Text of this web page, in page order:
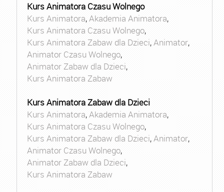
Kurs Animatora Czasu Wolnego
Kurs Animatora,Akademia Animatora,
Kurs Animatora Czasu Wolnego,
Kurs Animatora Zabaw dla Dzieci,Animator,
Animator Czasu Wolnego,
Animator Zabaw dla Dzieci,
Kurs Animatora Zabaw
Kurs Animatora Zabaw dla Dzieci
Kurs Animatora,Akademia Animatora,
Kurs Animatora Czasu Wolnego,
Kurs Animatora Zabaw dla Dzieci,Animator,
Animator Czasu Wolnego,
Animator Zabaw dla Dzieci,
Kurs Animatora Zabaw